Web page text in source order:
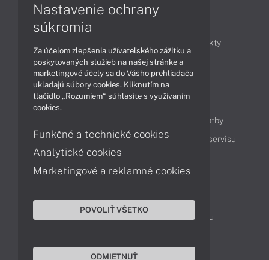
Produkty
Technológie
Videá
Obsah
Možnosti doručenia a platby
Podpora a servis
Servisné služby Cenník servisu
Kontakty
043 4224 771
Obchodné oddelenie
Reklamácia tovaru
Nastavenie ochrany
súkromia
Za účelom zlepšenia užívateľského zážitku a
poskytovaných služieb na našej stránke a
marketingové účely sa do Vášho prehliadača
ukladajú súbory cookies. Kliknutím na
tlačidlo „Rozumiem“ súhlasíte s využívaním
cookies.
Funkčné a technické cookies
Analytické cookies
Marketingové a reklamné cookies
POVOLIŤ VŠETKO
ODMIETNUŤ